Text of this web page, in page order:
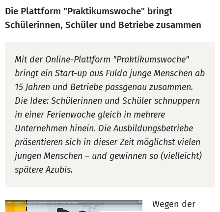
Die Plattform "Praktikumswoche" bringt
Schülerinnen, Schüler und Betriebe zusammen
Mit der Online-Plattform "Praktikumswoche"
bringt ein Start-up aus Fulda junge Menschen ab
15 Jahren und Betriebe passgenau zusammen.
Die Idee: Schülerinnen und Schüler schnuppern
in einer Ferienwoche gleich in mehrere
Unternehmen hinein. Die Ausbildungsbetriebe
präsentieren sich in dieser Zeit möglichst vielen
jungen Menschen – und gewinnen so (vielleicht)
spätere Azubis.
Wegen der